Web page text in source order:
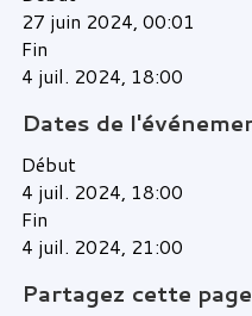
27 juin 2024, 00:01
Fin
4 juil. 2024, 18:00
Dates de
Début
4 juil. 2024, 18:00
Fin
4 juil. 2024, 21:00
Partagez cette page